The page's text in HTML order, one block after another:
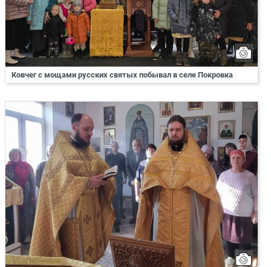
Ковчег с мощами русских святых побывал в селе Покровка